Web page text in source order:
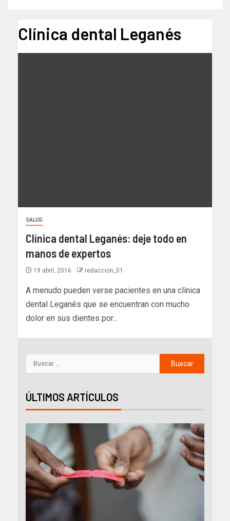
Clínica dental Leganés
SALUD
Clínica dental Leganés: deje todo en
manos de expertos
19 abril, 2016 redaccion_01
A menudo pueden verse pacientes en una clínica
dental Leganés que se encuentran con mucho
dolor en sus dientes por...
ÚLTIMOS ARTÍCULOS